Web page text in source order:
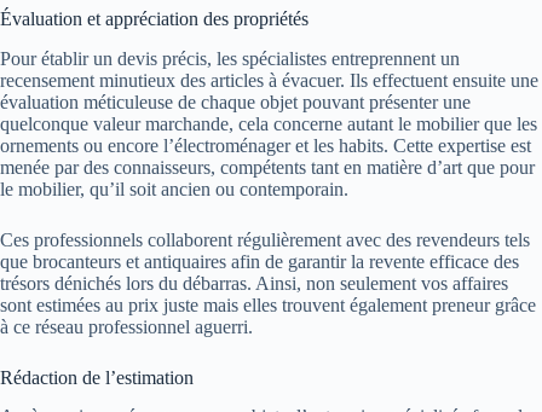
Évaluation et appréciation des propriétés
Pour établir un devis précis, les spécialistes entreprennent un
recensement minutieux des articles à évacuer. Ils effectuent ensuite une
évaluation méticuleuse de chaque objet pouvant présenter une
quelconque valeur marchande, cela concerne autant le mobilier que les
ornements ou encore l’électroménager et les habits. Cette expertise est
menée par des connaisseurs, compétents tant en matière d’art que pour
le mobilier, qu’il soit ancien ou contemporain.
Ces professionnels collaborent régulièrement avec des revendeurs tels
que brocanteurs et antiquaires afin de garantir la revente efficace des
trésors dénichés lors du débarras. Ainsi, non seulement vos affaires
sont estimées au prix juste mais elles trouvent également preneur grâce
à ce réseau professionnel aguerri.
Rédaction de l’estimation